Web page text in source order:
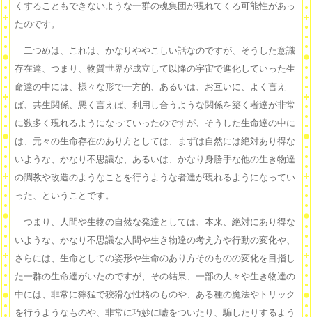
くすることもできないような一群の魂集団が現れてくる可能性があっ
たのです。
二つめは、これは、かなりややこしい話なのですが、そうした意識
存在達、つまり、物質世界が成立して以降の宇宙で進化していった生
命達の中には、様々な形で一方的、あるいは、お互いに、よく言え
ば、共生関係、悪く言えば、利用し合うような関係を築く者達が非常
に数多く現れるようになっていったのですが、そうした生命達の中に
は、元々の生命存在のあり方としては、まずは自然には絶対あり得な
いような、かなり不思議な、あるいは、かなり身勝手な他の生き物達
の調教や改造のようなことを行うような者達が現れるようになってい
った、ということです。
つまり、人間や生物の自然な発達としては、本来、絶対にあり得な
いような、かなり不思議な人間や生き物達の考え方や行動の変化や、
さらには、生命としての姿形や生命のあり方そのものの変化を目指し
た一群の生命達がいたのですが、その結果、一部の人々や生き物達の
中には、非常に獰猛で狡猾な性格のものや、ある種の魔法やトリック
を行うようなものや、非常に巧妙に嘘をついたり、騙したりするよう